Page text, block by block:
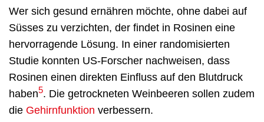
Wer sich gesund ernähren möchte, ohne dabei auf
Süsses zu verzichten, der findet in Rosinen eine
hervorragende Lösung. In einer randomisierten
Studie konnten US-Forscher nachweisen, dass
Rosinen einen direkten Einfluss auf den Blutdruck
haben5. Die getrockneten Weinbeeren sollen zudem
die Gehirnfunktion verbessern.